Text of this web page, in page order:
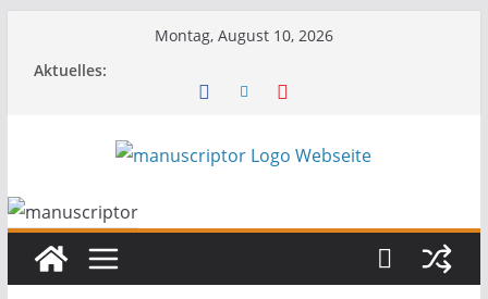
Montag, August 10, 2026
Aktuelles: